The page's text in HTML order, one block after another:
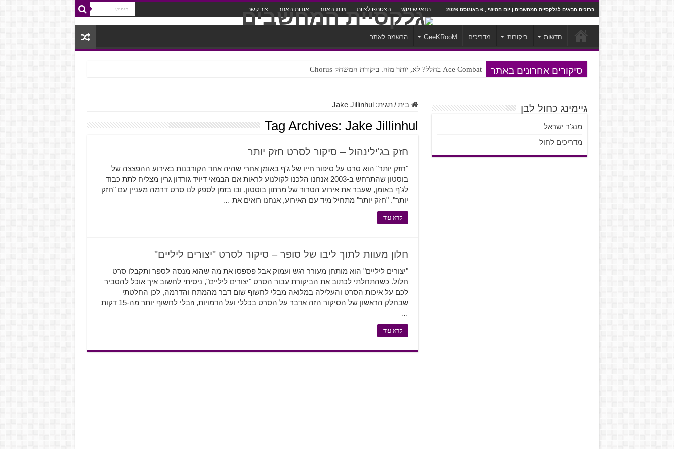
ברוכים הבאים לגלקסיית המחשבים | יום חמישי , 6 באוגוסט 2026 תנאי שימוש הצטרפו לצוות צוות האתר אודות האתר צור קשר
חדשות ביקורות מדריכים GeeKRooM הרשמה לאתר
סיקורים אחרונים באתר Ace Combat בחלל? לא, יותר מזה. ביקורת המשחק Chorus
Steven Universe והשירים שתורגמו בצורה נוראית לעברית
בית / תגית:Jake Jillinhul
Tag Archives: Jake Jillinhul
חזק בג'ילינהול – סיקור לסרט חזק יותר
"חזק יותר" הוא סרט על סיפור חייו של ג'ף באומן אחרי שהיה אחד הקורבנות באירוע ההפצצה של
בוסטון שהתרחש ב-2003 אנחנו הלכנו לקולנוע לראות אם הבמאי דיויד גורדון גרין מצליח לתת כבוד
לג'ף באומן, שעבר את אירוע הטרור של מרתון בוסטון, ובו בזמן לספק לנו סרט דרמה מעניין עם "חזק
יותר". "חזק יותר" מתחיל מיד עם האירוע, אנחנו רואים את …
קרא עוד
חלון מעוות לתוך ליבו של סופר – סיקור לסרט "יצורים ליליים"
"יצורים ליליים" הוא מותחן מעורר רגש ועמוק אבל פספסו את מה שהוא מנסה לספר ותקבלו סרט
חלול. כשהתחלתי לכתוב את הביקורת עבור הסרט "יצורים ליליים", ניסיתי לחשוב איך אוכל להסביר
לכם על איכות הסרט והעלילה במלואה מבלי לחשוף שום דבר מהמתח והדרמה, לכן החלטתי
שבחלק הראשון של הסיקור הזה אדבר על הסרט בכללי ועל הדמויות, nבלי לחשוף יותר מה-15 דקות
…
קרא עוד
גיימינג כחול לבן
מנג'ר ישראל
מדריכים לחול